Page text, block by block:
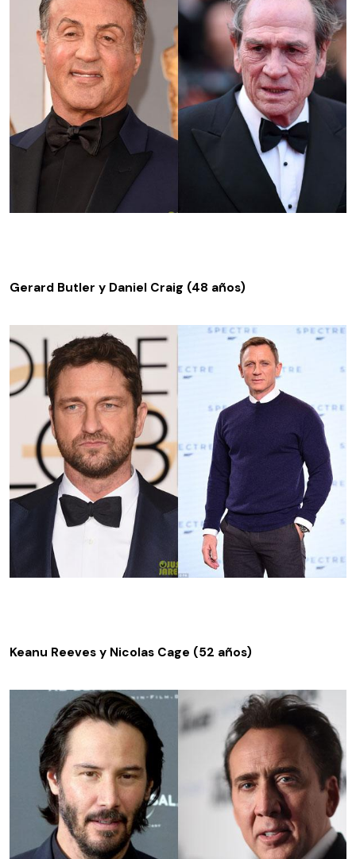
Gerard Butler y Daniel Craig (48 años)
Keanu Reeves y Nicolas Cage (52 años)